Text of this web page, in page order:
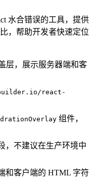
水合错误的工具，提供
，帮助开发者快速定位
层，展示服务器端和客
react-
组件，
，不建议在生产环境中
和客户端的 HTML 字符